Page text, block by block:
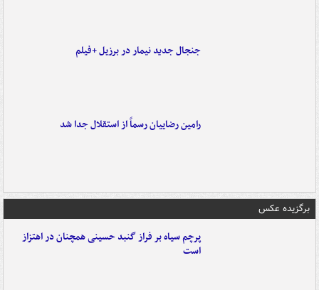
جنجال جدید نیمار در برزیل +فیلم
رامین رضاییان رسماً از استقلال جدا شد
برگزیده عکس
پرچم سیاه بر فراز گنبد حسینی همچنان در اهتزاز
است